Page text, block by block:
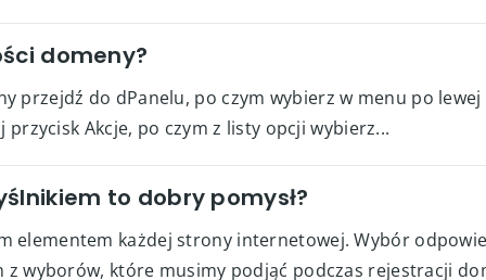
domeny?
przejdź do dPanelu, po czym wybierz w menu po
Akcje, po czym z listy opcji wybierz...
to dobry pomysł?
elementem każdej strony internetowej. Wybór
z wyborów, które musimy podjąć podczas rejestracji